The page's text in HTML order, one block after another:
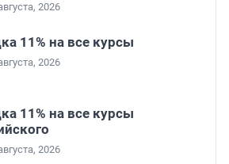
2026
11% на все курсы
2026
11% на все курсы
2026